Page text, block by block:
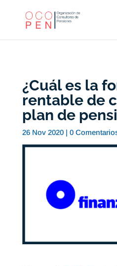
¿Cuál es la
rentable de
plan de
26 Nov 2020| 0